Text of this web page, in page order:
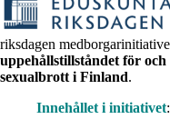
riksdagen
uppehållstillståndet för
sexualbrott i Finland.
Innehållet i initiativet: